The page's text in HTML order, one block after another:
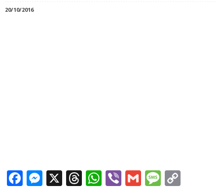
20/10/2016
Facebook
Messenger
X Threads
WhatsApp
ViberGmail